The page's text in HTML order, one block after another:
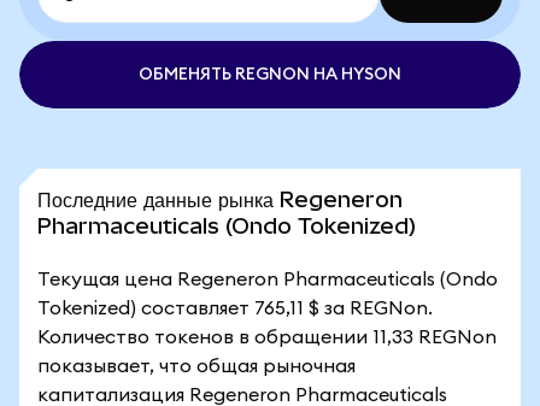
ОБМЕНЯТЬ REGNON НА HYSON
Последние данные рынка Regeneron
Pharmaceuticals (Ondo Tokenized)
Текущая цена Regeneron Pharmaceuticals (Ondo
Tokenized) составляет 765,11 $ за REGNon.
Количество токенов в обращении 11,33 REGNon
показывает, что общая рыночная
капитализация Regeneron Pharmaceuticals